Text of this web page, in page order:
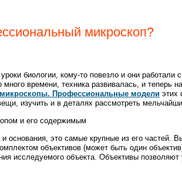
микроскоп?
биологии, кому-то повезло и они работали
времени, техника развивалась, и теперь
Профессиональные модели этих
изучить и в деталях рассмотреть
и его содержимым
и основания, это самые крупные из его частей.
объективов (может быть один
исследуемого объекта. Объективы